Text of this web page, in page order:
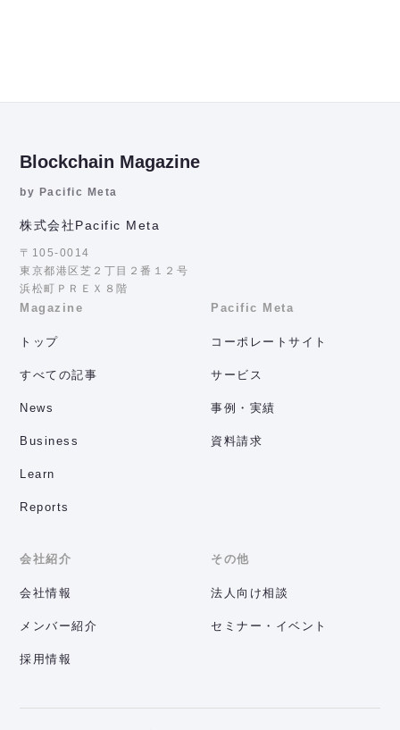
Blockchain Magazine
by Pacific Meta
株式会社Pacific Meta
〒105-0014
東京都港区芝２丁目２番１２号
浜松町ＰＲＥＸ８階
Magazine
トップ
すべての記事
News
Business
Learn
Reports
Pacific Meta
コーポレートサイト
サービス
事例・実績
資料請求
会社紹介
会社情報
メンバー紹介
採用情報
その他
法人向け相談
セミナー・イベント